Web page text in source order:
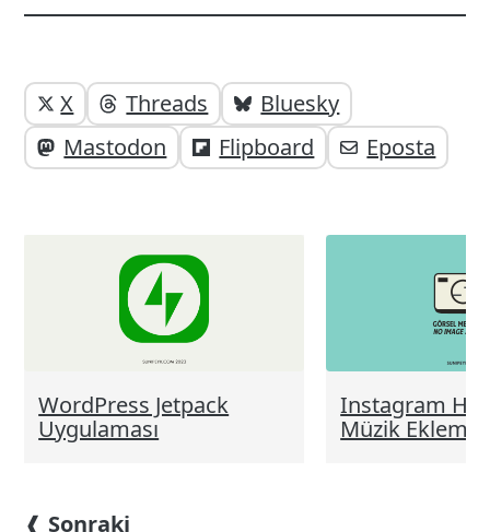
Yazı
altı
elemanları
Yazıyı
paylaşabilirsiniz;
X Threads
Bluesky
Mastodon
Flipboard Eposta
WordPress Jetpack
Uygulaması
Instagram
Müzik Ekleme
❰ Sonraki